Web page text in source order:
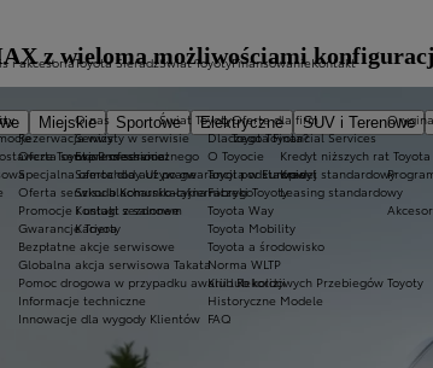
Miejskie Sportowe Elektryczne SUV i Terenowe
Toyota Professional
i akcesoria
Rezerwacja wizyty w serwisie
Oferta serwisu mechanicznego
Specjalna oferta dla aut po gwarancji podstawowej
Oferta serwisu blacharsko-lakierniczego
Promocje i usługi sezonowe
Gwarancje Toyoty
Bezpłatne akcje serwisowe
Globalna akcja serwisowa Takata
Pomoc drogowa w przypadku awarii lub kolizji
Informacje techniczne
Innowacje dla wygody Klientów
Toyota Sieradz
O nas
Serwis
Express service
Samochody Używane
Szkoda Komunikacyjna
Kontakt z salonem
Kariera
Świat Toyoty
Świat Toyoty
Dlaczego Toyota?
O Toyocie
Toyota w Europie
Fabryki Toyoty
Toyota Way
Toyota Mobility
Toyota a środowisko
Norma WLTP
Klub Rekordowych Przebiegów Toyoty
Historyczne Modele
FAQ
Finansowanie
Oferta dla firm
Toyota Financial Services
Kredyt niższych rat Toyota
Kredyt standardowy
Leasing standardowy
Kontakt
z wieloma możliwościami